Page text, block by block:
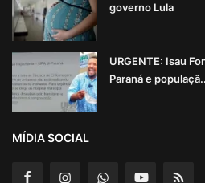
governo Lula
URGENTE: Isau
Paraná e
MÍDIA SOCIAL